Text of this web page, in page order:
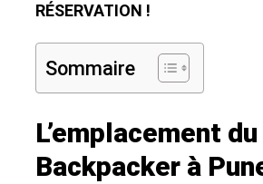
RÉSERVATION !
Sommaire
L’emplacement
Backpacker à